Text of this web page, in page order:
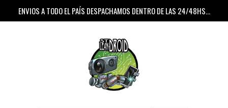
ENVIOS A TODO EL PAÍS DESPACHAMOS DENTRO DE LAS 24/48HS...